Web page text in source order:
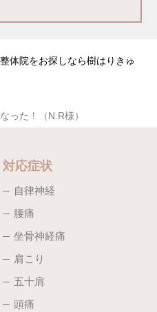
体院をお探しなら樹はりきゅ
った！（N.R様）
対応症状
自律神経
腰痛
坐骨神経痛
肩こり
五十肩
頭痛